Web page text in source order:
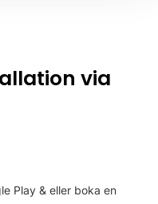
via
Play & eller boka en